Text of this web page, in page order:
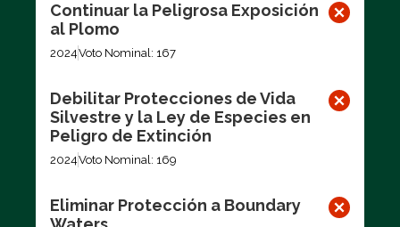
Continuar la Peligrosa Exposición
al Plomo
2024Voto Nominal: 167
Debilitar Protecciones de Vida
Silvestre y la Ley de Especies en
Peligro de Extinción
2024Voto Nominal: 169
Eliminar Protección a Boundary